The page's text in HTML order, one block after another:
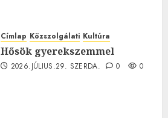
Címlap Közszolgálati Kultúra
Hősök gyerekszemmel
2026.JÚLIUS.29. SZERDA. 0 0